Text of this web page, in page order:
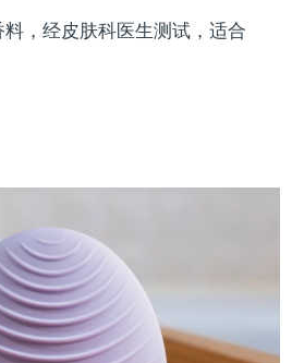
，经皮肤科医生测试，适合